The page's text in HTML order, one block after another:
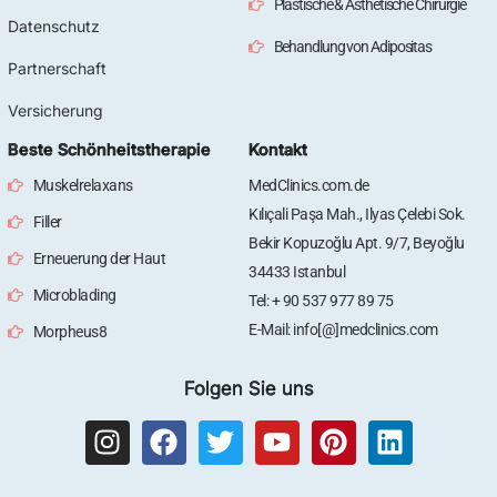
Datenschutz
Partnerschaft
Versicherung
Plastische & Ästhetische Chirurgie
Behandlung von Adipositas
Beste Schönheitstherapie
Muskelrelaxans
Filler
Erneuerung der Haut
Microblading
Morpheus8
Kontakt
MedClinics.com.de
Kılıçali Paşa Mah., Ilyas Çelebi Sok.
Bekir Kopuzoğlu Apt. 9/7, Beyoğlu
34433 Istanbul
Tel: + 90 537 977 89 75
E-Mail: info[@]medclinics.com
Folgen Sie uns
I
n
F
a
T
w
Y
o
P
i
L
i